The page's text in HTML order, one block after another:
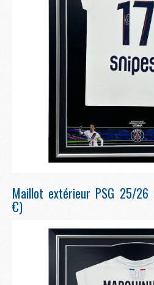
Maillot extérieur PSG 25/26
€)